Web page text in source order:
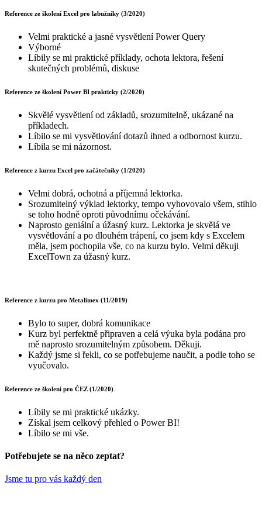
Reference ze školení Excel pro labužníky (3/2020)
Velmi praktické a jasné vysvětlení Power Query
Výborné
Líbily se mi praktické příklady, ochota lektora, řešení
skutečných problémů, diskuse
Reference ze školení Power BI prakticky (2/2020)
Skvělé vysvětlení od základů, srozumitelně, ukázané na
příkladech.
Líbilo se mi vysvětlování dotazů ihned a odbornost kurzu.
Líbila se mi názornost.
Reference z kurzu Excel pro začátečníky (1/2020)
Velmi dobrá, ochotná a příjemná lektorka.
Srozumitelný výklad lektorky, tempo vyhovovalo všem, stihlo
se toho hodně oproti původnímu očekávání.
Naprosto geniální a úžasný kurz. Lektorka je skvělá ve
vysvětlování a po dlouhém trápení, co jsem kdy s Excelem
měla, jsem pochopila vše, co na kurzu bylo. Velmi děkuji
ExcelTown za úžasný kurz.
Reference z kurzu pro Metalimex (11/2019)
Bylo to super, dobrá komunikace
Kurz byl perfektně připraven a celá výuka byla podána pro
mě naprosto srozumitelným způsobem. Děkuji.
Každý jsme si řekli, co se potřebujeme naučit, a podle toho se
vyučovalo.
Reference ze školení pro ČEZ (1/2020)
Líbily se mi praktické ukázky.
Získal jsem celkový přehled o Power BI!
Líbilo se mi vše.
Potřebujete se na něco zeptat?
Jsme tu pro vás každý den